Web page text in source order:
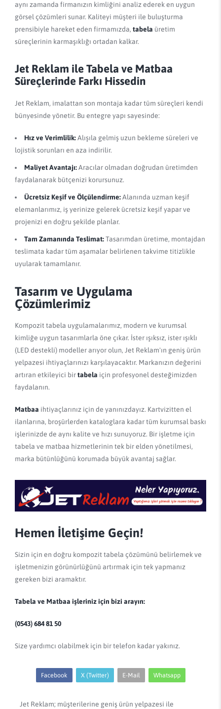
aynı zamanda firmanızın kimliğini analiz ederek en uygun
görsel çözümleri sunar. Kaliteyi müşteri ile buluşturma
prensibiyle hareket eden firmamızda, tabela üretim
süreçlerinin karmaşıklığı ortadan kalkar.
Jet Reklam ile Tabela ve Matbaa
Süreçlerinde Farkı Hissedin
Jet Reklam, imalattan son montaja kadar tüm süreçleri kendi
bünyesinde yönetir. Bu entegre yapı sayesinde:
Hız ve Verimlilik:Alışıla gelmiş uzun bekleme süreleri ve
lojistik sorunları en aza indirilir.
Maliyet Avantajı:Aracılar olmadan doğrudan üretimden
faydalanarak bütçenizi korursunuz.
Ücretsiz Keşif ve Ölçülendirme:Alanında uzman keşif
elemanlarımız, iş yerinize gelerek ücretsiz keşif yapar ve
projenizi en doğru şekilde planlar.
Tam Zamanında Teslimat:Tasarımdan üretime, montajdan
teslimata kadar tüm aşamalar belirlenen takvime titizlikle
uyularak tamamlanır.
Tasarım ve Uygulama
Çözümlerimiz
Kompozit tabela uygulamalarımız, modern ve kurumsal
kimliğe uygun tasarımlarla öne çıkar. İster ışıksız, ister ışıklı
(LED destekli) modeller arıyor olun, Jet Reklam'ın geniş ürün
yelpazesi ihtiyaçlarınızı karşılayacaktır. Markanızın değerini
artıran etkileyici birtabela için profesyonel desteğimizden
faydalanın.
Matbaa ihtiyaçlarınız için de yanınızdayız. Kartvizitten el
ilanlarına, broşürlerden kataloglara kadar tüm kurumsal baskı
işlerinizde de aynı kalite ve hızı sunuyoruz. Bir işletme için
tabela ve matbaa hizmetlerinin tek bir elden yönetilmesi,
marka bütünlüğünü korumada büyük avantaj sağlar.
Hemen İletişime Geçin!
Sizin için en doğru kompozit tabela çözümünü belirlemek ve
işletmenizin görünürlüğünü artırmak için tek yapmanız
gereken bizi aramaktır.
Tabela ve Matbaa işleriniz için bizi arayın:
(0543) 684 81 50
Size yardımcı olabilmek için bir telefon kadar yakınız.
Facebook X (Twitter) E-Mail Whatsapp
Jet Reklam; müşterilerine geniş ürün yelpazesi ile